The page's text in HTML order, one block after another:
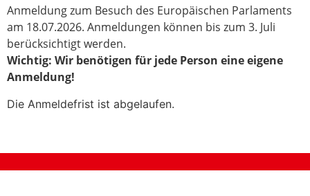
Anmeldung zum Besuch des Europäischen Parlaments
am 18.07.2026. Anmeldungen können bis zum 3. Juli
berücksichtigt werden.
Wichtig: Wir benötigen für jede Person eine eigene
Anmeldung!
Die Anmeldefrist ist abgelaufen.